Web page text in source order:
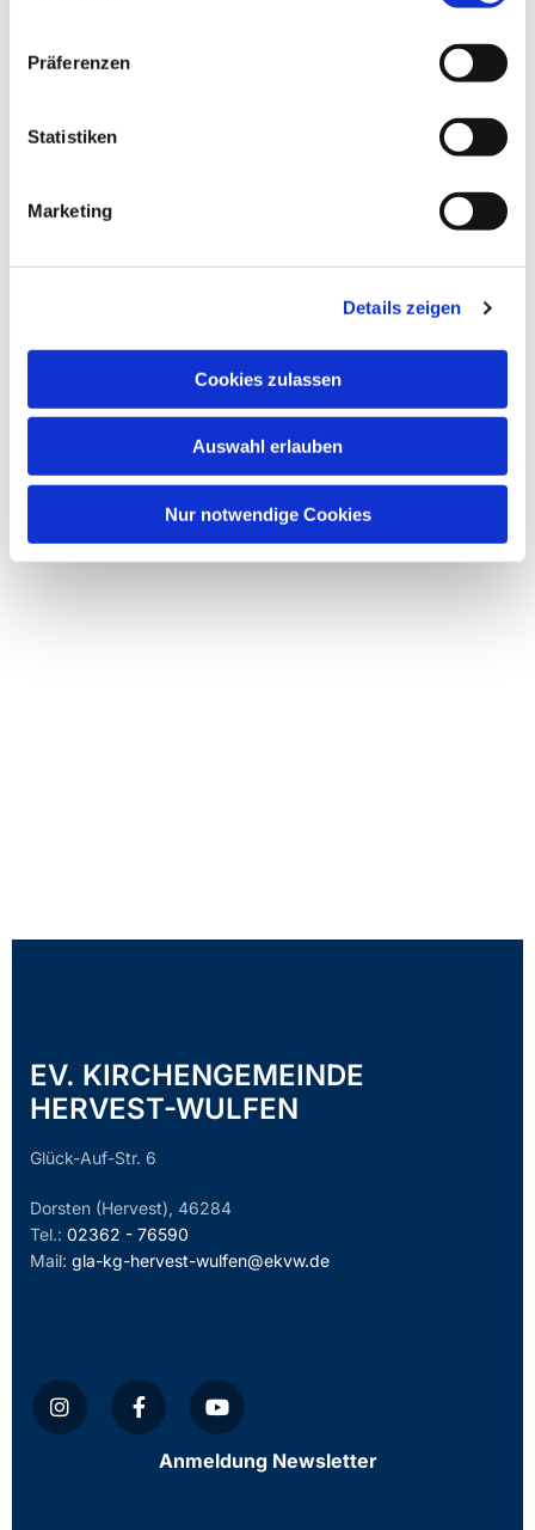
Präferenzen
Statistiken
Marketing
Details zeigen
Cookies zulassen
Auswahl erlauben
Nur notwendige Cookies
EV. KIRCHENGEMEINDE
HERVEST-WULFEN
Glück-Auf-Str. 6
Dorsten (Hervest), 46284
Tel.: 02362 - 76590
Mail: gla-kg-hervest-wulfen@ekvw.de
Anmeldung Newsletter